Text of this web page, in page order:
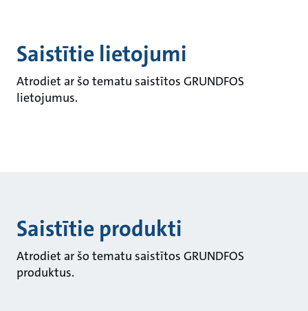
Saistītie lietojumi
Atrodiet ar šo tematu saistītos GRUNDFOS
lietojumus.
Saistītie produkti
Atrodiet ar šo tematu saistītos GRUNDFOS
produktus.